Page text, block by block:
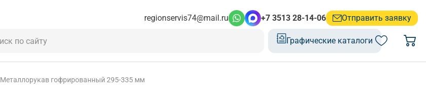
regionservis74@mail.ru +7 3513 28-14-06 Отправить заявку
Графические каталоги
Металлорукав гофрированный 295-335 мм